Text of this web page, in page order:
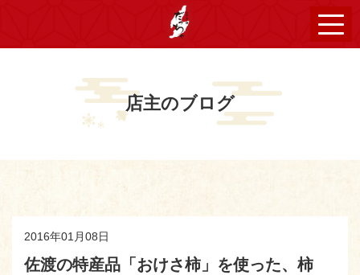
店主のブログ
2016年01月08日
佐渡の特産品「おけさ柿」を使った、柿